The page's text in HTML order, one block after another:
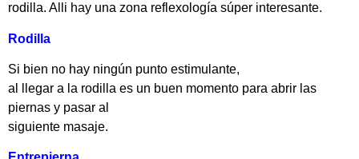
rodilla. Alli hay una zona reflexología súper interesante.
Rodilla
Si bien no hay ningún punto estimulante,
al llegar a la rodilla es un buen momento para abrir las
piernas y pasar al
siguiente masaje.